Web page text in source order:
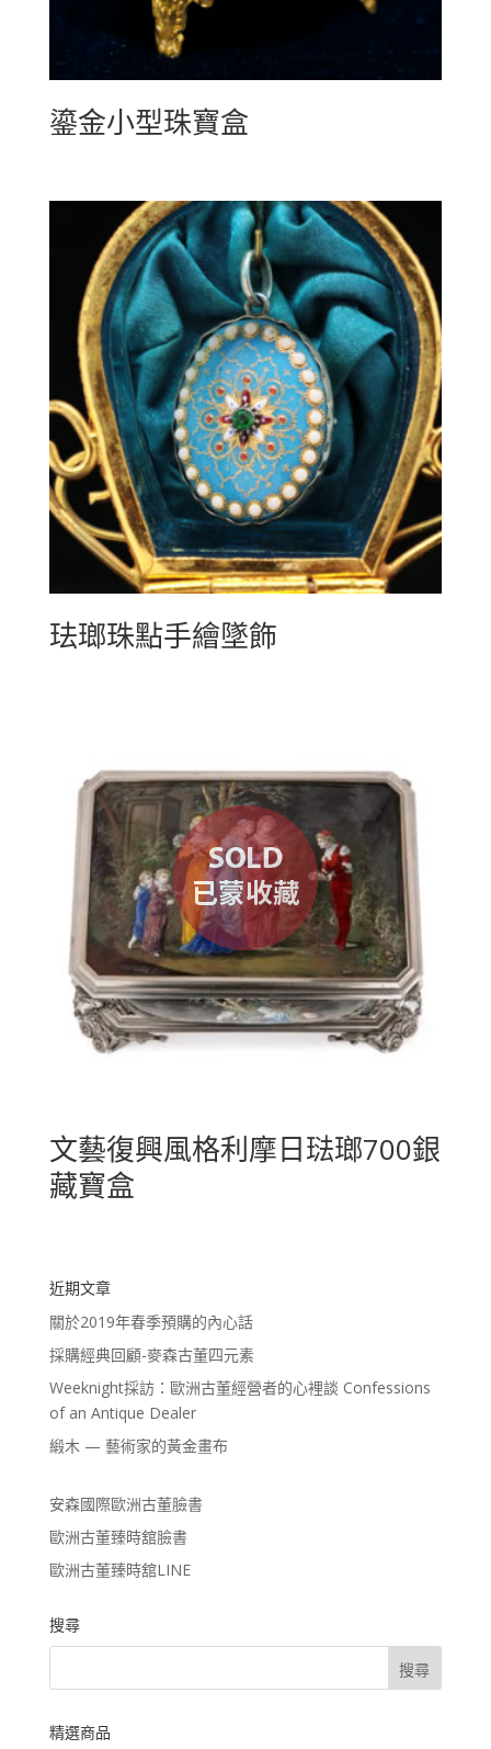
鎏金小型珠寶盒
珐瑯珠點手繪墜飾
文藝復興風格利摩日琺瑯700銀
藏寶盒
近期文章
關於2019年春季預購的內心話
採購經典回顧-麥森古董四元素
Weeknight採訪：歐洲古董經營者的心裡談 Confessions
of an Antique Dealer
緞木 — 藝術家的黃金畫布
安森國際歐洲古董臉書
歐洲古董臻時舘臉書
歐洲古董臻時舘LINE
搜尋
精選商品